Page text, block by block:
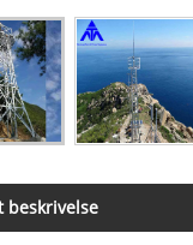
beskrivelse